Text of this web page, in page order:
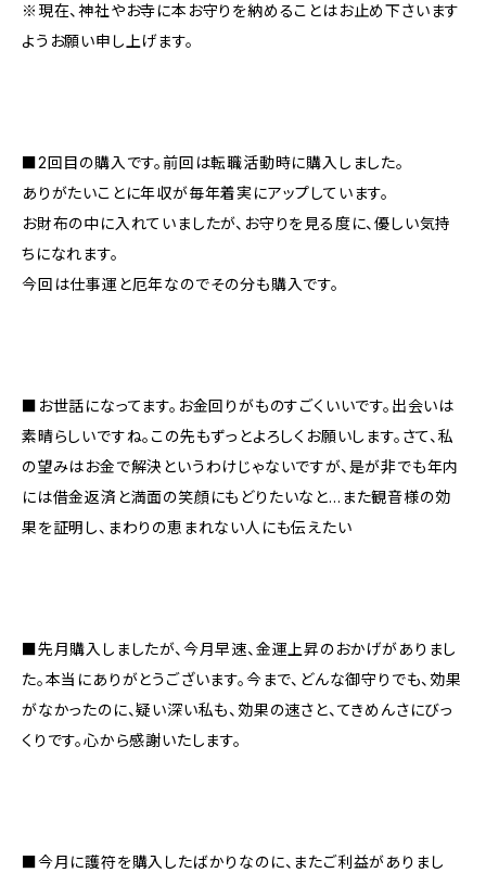
※現在、神社やお寺に本お守りを納めることはお止め下さいます
ようお願い申し上げます。
■2回目の購入です。前回は転職活動時に購入しました。
ありがたいことに年収が毎年着実にアップしています。
お財布の中に入れていましたが、お守りを見る度に、優しい気持
ちになれます。
今回は仕事運と厄年なのでその分も購入です。
■お世話になってます。お金回りがものすごくいいです。出会いは
素晴らしいですね。この先もずっとよろしくお願いします。さて、私
の望みはお金で解決というわけじゃないですが、是が非でも年内
には借金返済と満面の笑顔にもどりたいなと…また観音様の効
果を証明し、まわりの恵まれない人にも伝えたい
■先月購入しましたが、今月早速、金運上昇のおかげがありまし
た。本当にありがとうございます。今まで、どんな御守りでも、効果
がなかったのに、疑い深い私も、効果の速さと、てきめんさにびっ
くりです。心から感謝いたします。
■今月に護符を購入したばかりなのに、またご利益がありまし